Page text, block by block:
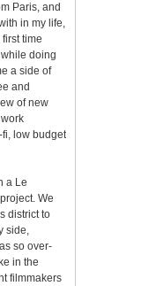
Paris, and
in my life,
time
doing
a side of
and
of new
fi, low budget
a Le
We
district to
side,
so over-
in the
filmmakers